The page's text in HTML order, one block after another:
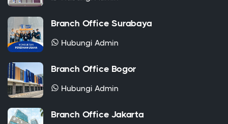
Branch Office Surabaya
Hubungi Admin
Branch Office Bogor
Hubungi Admin
Branch Office Jakarta